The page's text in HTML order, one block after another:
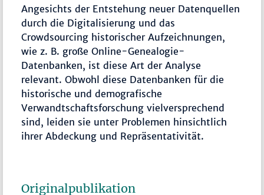
Angesichts der Entstehung neuer Datenquellen
durch die Digitalisierung und das
Crowdsourcing historischer Aufzeichnungen,
wie z. B. große Online-Genealogie-
Datenbanken, ist diese Art der Analyse
relevant. Obwohl diese Datenbanken für die
historische und demografische
Verwandtschaftsforschung vielversprechend
sind, leiden sie unter Problemen hinsichtlich
ihrer Abdeckung und Repräsentativität.
Originalpublikation